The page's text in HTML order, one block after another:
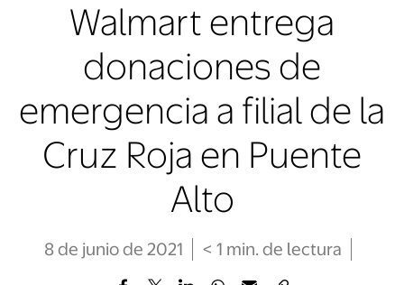
Walmart entrega
donaciones de
emergencia a filial de la
Cruz Roja en Puente
Alto
8 de junio de 2021 < 1 min. de lectura